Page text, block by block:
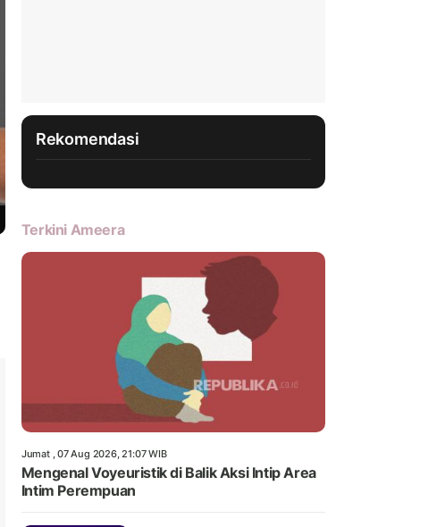
Rekomendasi
Terkini Ameera
Jumat , 07 Aug 2026, 21:07 WIB
Mengenal Voyeuristik di Balik Aksi Intip Area
Intim Perempuan